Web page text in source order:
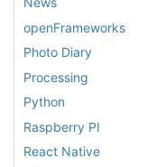
openFrameworks
Photo Diary
Processing
Python
Raspberry PI
React Native